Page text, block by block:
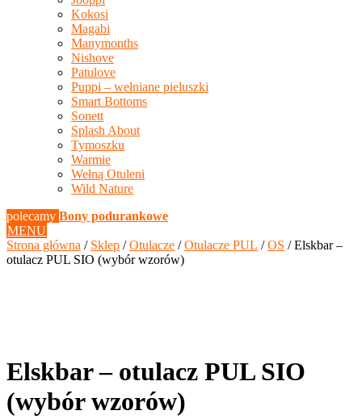
Kokosi
Magabi
Manymonths
Nishove
Patulove
Puppi – wełniane pieluszki
Smart Bottoms
Sonett
Splash About
Tymoszku
Warmie
Wełną Otuleni
Wild Nature
polecamy Bony podurankowe
MENU
Strona główna / Sklep /Otulacze /Otulacze PUL /OS / Elskbar –
otulacz PUL SIO (wybór wzorów)
Elskbar – otulacz PUL SIO
(wybór wzorów)